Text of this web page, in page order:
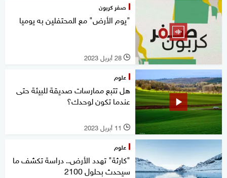
صفر كربون
"يوم الأرض" مع المحتفلين به يوميا
l 28 أبريل 2023
علوم
هل تتبع ممارسات صديقة للبيئة حتى
عندما تكون لوحدك؟
l 11 أبريل 2023
علوم
"كارثة" تهدد الأرض.. دراسة تكشف ما
سيحدث بحلول 2100